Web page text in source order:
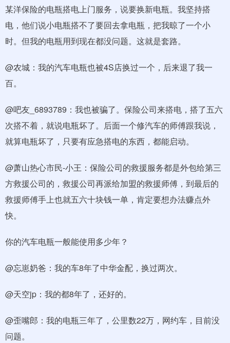
某洋保险的电瓶搭电上门服务，说要换新电瓶。我坚持搭
电，他们说小电瓶搭不了要回去拿电瓶，把我晾了一个小
时。但我的电瓶用到现在都没问题。这就是套路。
@农城：我的汽车电瓶也被4S店换过一个，后来退了我一
百。
@吧友_6893789：我也被骗了。保险公司来搭电，搭了五六
次搭不着，就说电瓶坏了。后面一个修汽车的师傅跟我说，
就算电瓶坏了，只要有应急搭电的东西，都能启动。
@萧山热心市民-小王：保险公司的救援服务都是外包给第三
方救援公司的，救援公司再派给加盟的救援师傅，到最后的
救援师傅手上也就五六十块钱一单，肯定要想办法赚点外
快。
你的汽车电瓶一般能使用多少年？
@忘崽奶爸：我的车8年了中华金配，换过两次。
@天空jp：我的都8年了，还好的。
@歪嘴郎：我的电瓶三年了，公里数22万，网约车，目前没
问题。